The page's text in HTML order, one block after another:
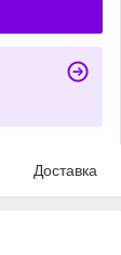
Доставка